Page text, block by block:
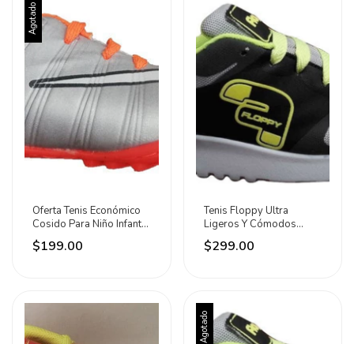
Agotado
Oferta Tenis Económico
Cosido Para Niño Infantil
Fútbol Rápido Floppy
Barato Buena Calidad
$199.00
Tenis Floppy Ultra
Ligeros Y Cómodos
Plata/negro/oxford/neón
$299.00
Agotado